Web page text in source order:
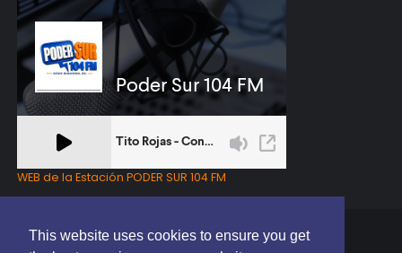
This website uses cookies to ensure you get
WEB de la Estación PODER SUR 104 FM